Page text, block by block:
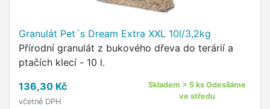
Granulát Pet´s Dream Extra XXL 10l/3,2kg
Přírodní granulát z bukového dřeva do terárií a
ptačích klecí - 10 l.
136,30 Kč
včetně DPH
Skladem > 5 ks Odesíláme
ve středu